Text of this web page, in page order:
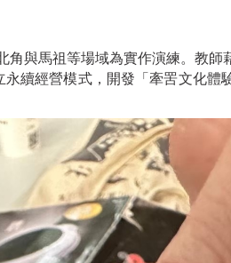
與馬祖等場域為實作演練。教
續經營模式，開發「牽罟文化體